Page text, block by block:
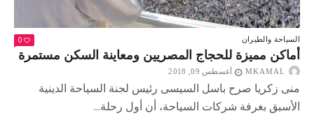
السياحة والطيران 0
أماكن مميزة للحجاج المصريين ومعاينة السكن مستمرة
MKAMAL أغسطس 09, 2018
منى زكريا صرح باسل السيسى رئيس لجنة السياحة الدينية
الأسبق بغرفة شركات السياحة، أن أول رحلة...